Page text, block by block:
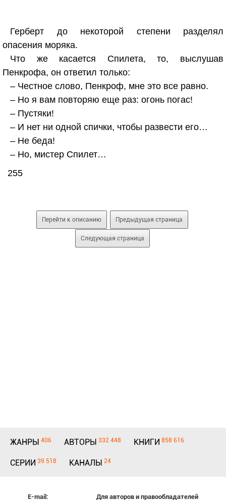
Герберт до некоторой степени разделял
опасения моряка.
Что же касается Спилета, то, выслушав
Пенкрофа, он ответил только:
– Честное слово, Пенкроф, мне это все равно.
– Но я вам повторяю еще раз: огонь погас!
– Пустяки!
– И нет ни одной спички, чтобы развести его…
– Не беда!
– Но, мистер Спилет…
255
Перейти к описанию Предыдущая страница
Следующая страница
ЖАНРЫ 406 АВТОРЫ 332 448 КНИГИ 858 616
СЕРИИ 39 518 КАНАЛЫ 24
E-mail: Для авторов и правообладателей